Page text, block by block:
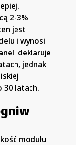
2-3%
jest
i wynosi
deklaruje
jednak
30 latach.
modułu